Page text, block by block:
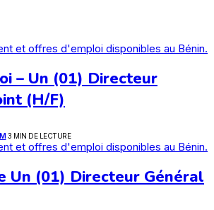
– Un (01) Directeur
(H/F)
3 MIN DE LECTURE
Un (01) Directeur Général